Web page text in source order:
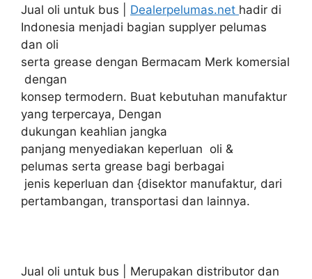
Jual oli untuk bus | Dealerpelumas.net hadir di
Indonesia menjadi bagian supplyer pelumas
dan oli
serta grease dengan Bermacam Merk komersial
dengan
konsep termodern. Buat kebutuhan manufaktur
yang terpercaya, Dengan
dukungan keahlian jangka
panjang menyediakan keperluan oli &
pelumas serta grease bagi berbagai
jenis keperluan dan {disektor manufaktur, dari
pertambangan, transportasi dan lainnya.
Jual oli untuk bus | Merupakan distributor dan